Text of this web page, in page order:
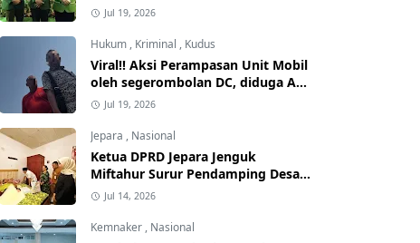
Jul 19, 2026
Hukum , Kriminal , Kudus
Viral!! Aksi Perampasan Unit Mobil
oleh segerombolan DC, diduga Ada
Dalangnya
Jul 19, 2026
Jepara , Nasional
Ketua DPRD Jepara Jenguk
Miftahur Surur Pendamping Desa
yang Sakit
Jul 14, 2026
Kemnaker , Nasional